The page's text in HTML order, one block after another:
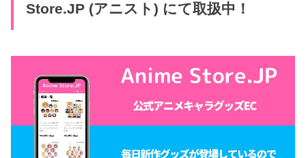
Store.JP (アニスト) にて取扱中！